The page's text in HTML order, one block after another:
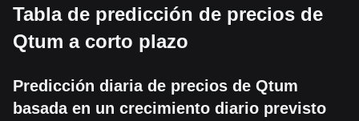
Tabla de predicción de precios de
Qtum a corto plazo
Predicción diaria de precios de Qtum
basada en un crecimiento diario previsto